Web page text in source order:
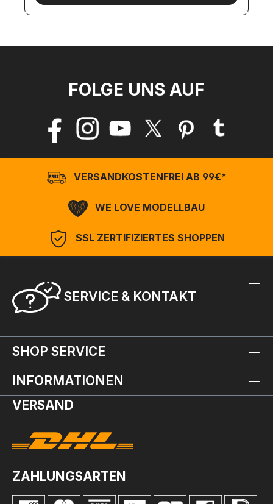
FOLGE UNS AUF
VERSANDKOSTENFREI AB 99€*
WE LOVE MODELLBAU
SSL ZERTIFIZIERTES SHOPPEN
SERVICE & KONTAKT
SHOP SERVICE
INFORMATIONEN
VERSAND
ZAHLUNGSARTEN